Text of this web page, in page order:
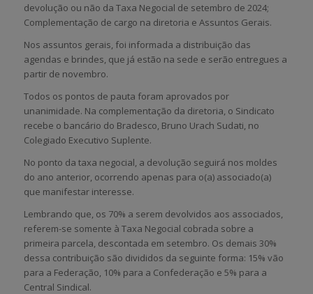
devolução ou não da Taxa Negocial de setembro de 2024;
Complementação de cargo na diretoria e Assuntos Gerais.
Nos assuntos gerais, foi informada a distribuição das
agendas e brindes, que já estão na sede e serão entregues a
partir de novembro.
Todos os pontos de pauta foram aprovados por
unanimidade. Na complementação da diretoria, o Sindicato
recebe o bancário do Bradesco, Bruno Urach Sudati, no
Colegiado Executivo Suplente.
No ponto da taxa negocial, a devolução seguirá nos moldes
do ano anterior, ocorrendo apenas para o(a) associado(a)
que manifestar interesse.
Lembrando que, os 70% a serem devolvidos aos associados,
referem-se somente à Taxa Negocial cobrada sobre a
primeira parcela, descontada em setembro. Os demais 30%
dessa contribuição são divididos da seguinte forma: 15% vão
para a Federação, 10% para a Confederação e 5% para a
Central Sindical.